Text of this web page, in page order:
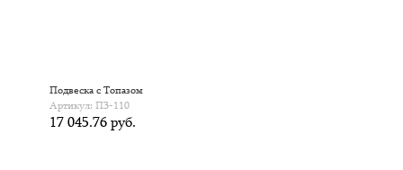
Подвеска с Топазом
Артикул: П3-110
17 045.76 руб.